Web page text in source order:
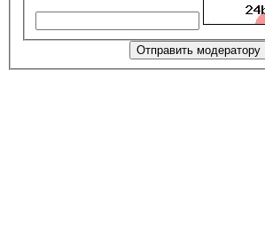
Отправить модератору